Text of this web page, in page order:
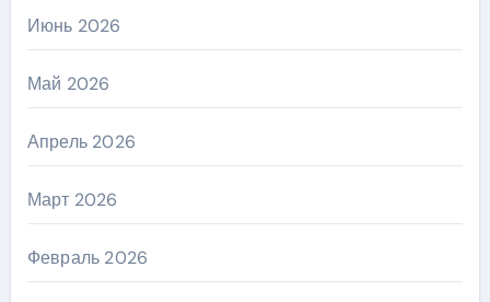
Июнь 2026
Май 2026
Апрель 2026
Март 2026
Февраль 2026